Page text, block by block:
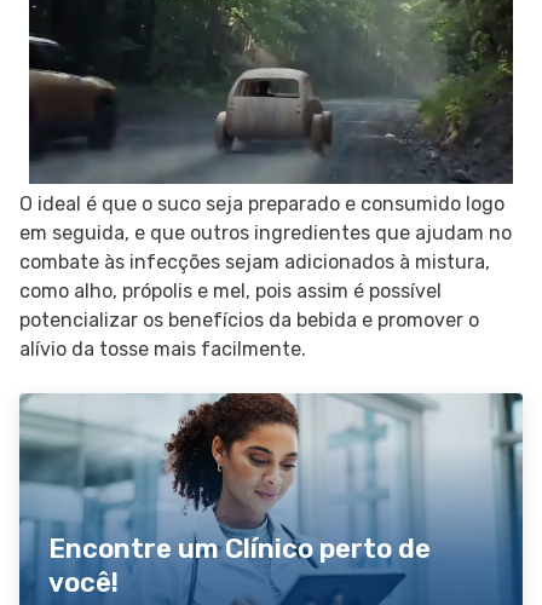
O ideal é que o suco seja preparado e consumido logo
em seguida, e que outros ingredientes que ajudam no
combate às infecções sejam adicionados à mistura,
como alho, própolis e mel, pois assim é possível
potencializar os benefícios da bebida e promover o
alívio da tosse mais facilmente.
Encontre um Clínico perto de
você!